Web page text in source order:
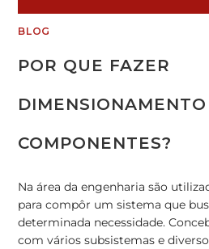
BLOG
POR QUE FAZER
COMPONENTES?
Na área da engenharia são
para compôr um sistema que
determinada necessidade.
com vários subsistemas e